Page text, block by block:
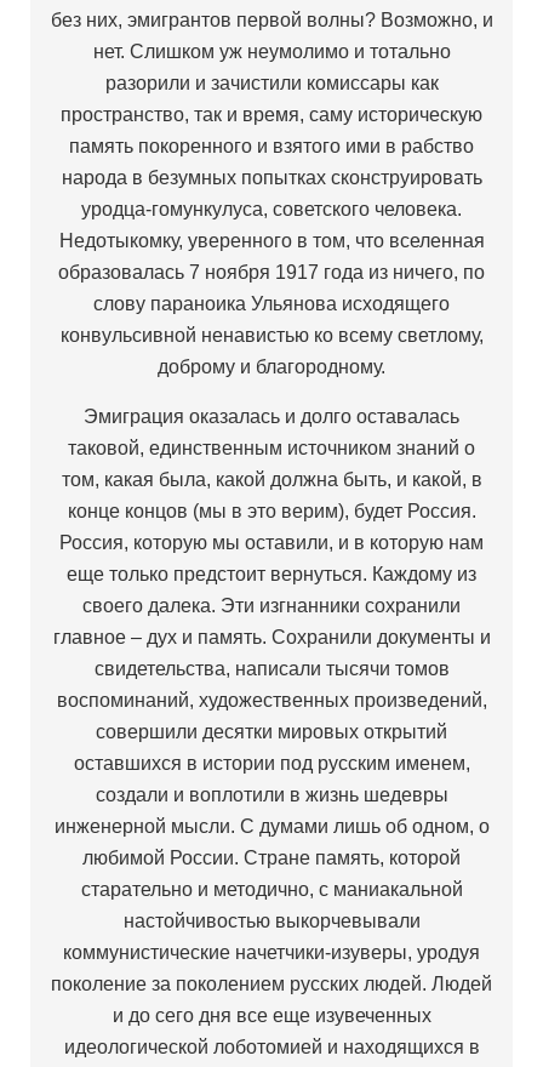
без них, эмигрантов первой волны? Возможно, и
нет. Слишком уж неумолимо и тотально
разорили и зачистили комиссары как
пространство, так и время, саму историческую
память покоренного и взятого ими в рабство
народа в безумных попытках сконструировать
уродца-гомункулуса, советского человека.
Недотыкомку, уверенного в том, что вселенная
образовалась 7 ноября 1917 года из ничего, по
слову параноика Ульянова исходящего
конвульсивной ненавистью ко всему светлому,
доброму и благородному.
Эмиграция оказалась и долго оставалась
таковой, единственным источником знаний о
том, какая была, какой должна быть, и какой, в
конце концов (мы в это верим), будет Россия.
Россия, которую мы оставили, и в которую нам
еще только предстоит вернуться. Каждому из
своего далека. Эти изгнанники сохранили
главное – дух и память. Сохранили документы и
свидетельства, написали тысячи томов
воспоминаний, художественных произведений,
совершили десятки мировых открытий
оставшихся в истории под русским именем,
создали и воплотили в жизнь шедевры
инженерной мысли. С думами лишь об одном, о
любимой России. Стране память, которой
старательно и методично, с маниакальной
настойчивостью выкорчевывали
коммунистические начетчики-изуверы, уродуя
поколение за поколением русских людей. Людей
и до сего дня все еще изувеченных
идеологической лоботомией и находящихся в